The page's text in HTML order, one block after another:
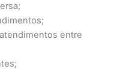
entre